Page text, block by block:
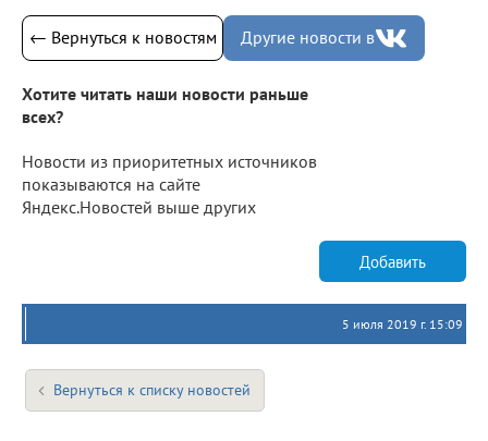
← Вернуться к новостям Другие новости в
Хотите читать наши новости раньше
всех?
Новости из приоритетных источников
показываются на сайте
Яндекс.Новостей выше других
Добавить
5 июля 2019 г. 15:09
Вернуться к списку новостей